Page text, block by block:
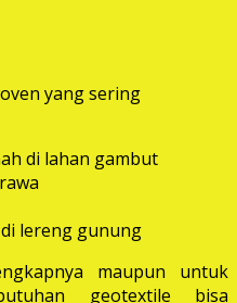
yang sering
di lahan gambut
lereng gunung
maupun untuk
geotextile bisa